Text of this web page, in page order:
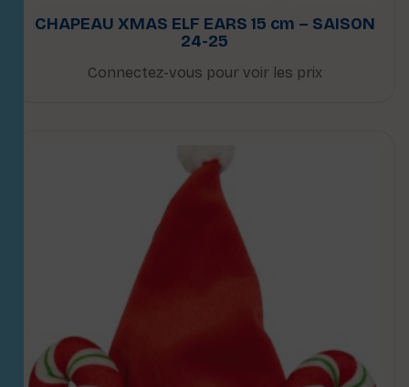
CHAPEAU XMAS ELF EARS 15 cm – SAISON
24-25
Connectez-vous pour voir les prix